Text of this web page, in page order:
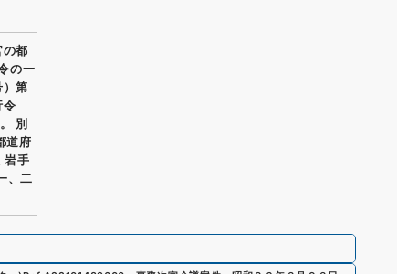
都
の一
第
令
別
道府
岩手
、二